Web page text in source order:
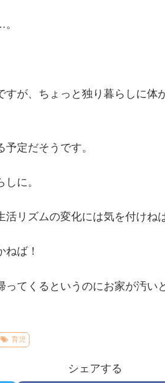
すが、ちょっと独り暮らしに体
定だそうです。
に。
リズムの変化には気を付けねば
ば！
てくるというのにお家が汚い
育児
シェアする